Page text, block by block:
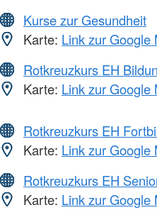
Kurse zur Gesundheit
Karte: Link zur Google
Rotkreuzkurs EH
Karte: Link zur Google
Rotkreuzkurs EH
Karte: Link zur Google
Rotkreuzkurs EH
Karte: Link zur Google